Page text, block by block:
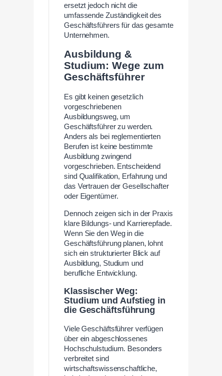
ersetzt jedoch nicht die
umfassende Zuständigkeit des
Geschäftsführers für das gesamte
Unternehmen.
Ausbildung &
Studium: Wege zum
Geschäftsführer
Es gibt keinen gesetzlich
vorgeschriebenen
Ausbildungsweg, um
Geschäftsführer zu werden.
Anders als bei reglementierten
Berufen ist keine bestimmte
Ausbildung zwingend
vorgeschrieben. Entscheidend
sind Qualifikation, Erfahrung und
das Vertrauen der Gesellschafter
oder Eigentümer.
Dennoch zeigen sich in der Praxis
klare Bildungs- und Karrierepfade.
Wenn Sie den Weg in die
Geschäftsführung planen, lohnt
sich ein strukturierter Blick auf
Ausbildung, Studium und
berufliche Entwicklung.
Klassischer Weg:
Studium und Aufstieg in
die Geschäftsführung
Viele Geschäftsführer verfügen
über ein abgeschlossenes
Hochschulstudium. Besonders
verbreitet sind
wirtschaftswissenschaftliche,